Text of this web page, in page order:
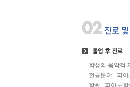
학생의 음악적
전공분야 : 피
학원 : 피아노